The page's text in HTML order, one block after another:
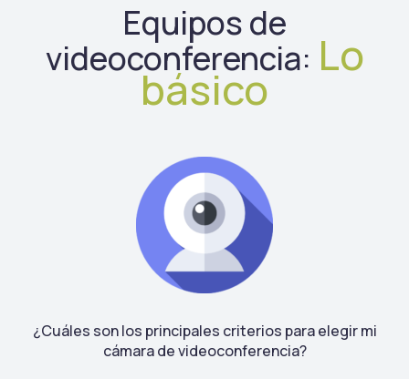
Equipos de
videoconferencia: Lo
básico
¿Cuáles son los principales criterios para elegir mi
cámara de videoconferencia?